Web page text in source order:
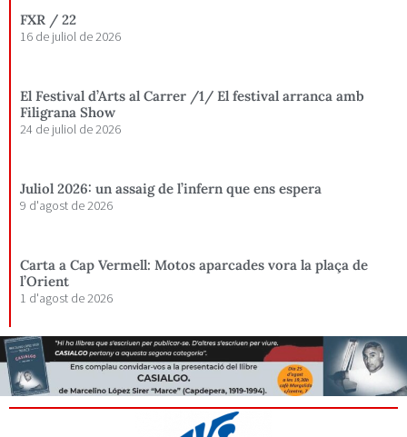
FXR / 22
16 de juliol de 2026
El Festival d’Arts al Carrer /1/ El festival arranca amb
Filigrana Show
24 de juliol de 2026
Juliol 2026: un assaig de l’infern que ens espera
9 d'agost de 2026
Carta a Cap Vermell: Motos aparcades vora la plaça de
l’Orient
1 d'agost de 2026